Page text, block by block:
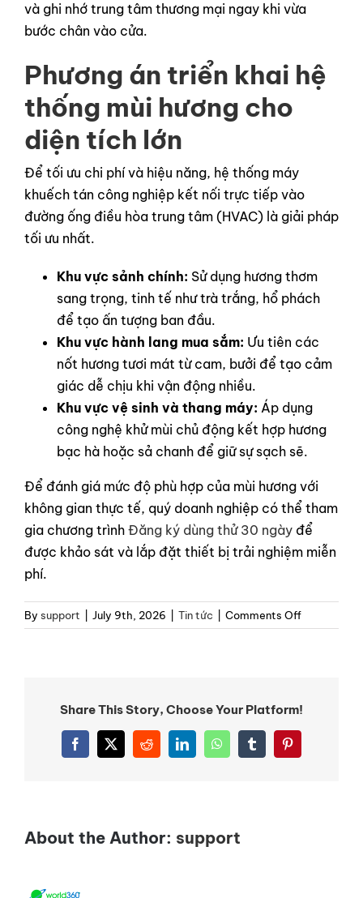
và ghi nhớ trung tâm thương mại ngay khi vừa
bước chân vào cửa.
Phương án triển khai hệ
thống mùi hương cho
diện tích lớn
Để tối ưu chi phí và hiệu năng, hệ thống máy
khuếch tán công nghiệp kết nối trực tiếp vào
đường ống điều hòa trung tâm (HVAC) là giải pháp
tối ưu nhất.
Khu vực sảnh chính: Sử dụng hương thơm
sang trọng, tinh tế như trà trắng, hổ phách
để tạo ấn tượng ban đầu.
Khu vực hành lang mua sắm: Ưu tiên các
nốt hương tươi mát từ cam, bưởi để tạo cảm
giác dễ chịu khi vận động nhiều.
Khu vực vệ sinh và thang máy: Áp dụng
công nghệ khử mùi chủ động kết hợp hương
bạc hà hoặc sả chanh để giữ sự sạch sẽ.
Để đánh giá mức độ phù hợp của mùi hương với
không gian thực tế, quý doanh nghiệp có thể tham
gia chương trình Đăng ký dùng thử 30 ngày để
được khảo sát và lắp đặt thiết bị trải nghiệm miễn
phí.
By support July 9th, 2026 Tin tức Comments Offon
Giải
Cho
Thương
Share This Story, Choose Your Platform!
Facebook
X RedditLinkedInWhatsAppTumblrPinterest
About the Author: support